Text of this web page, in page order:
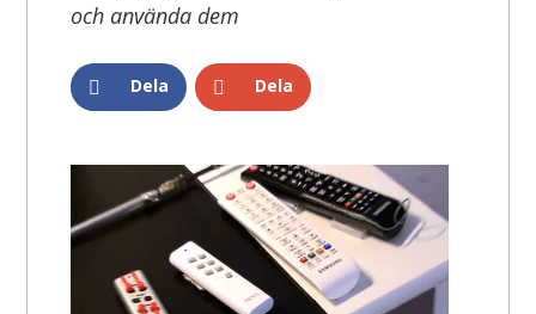
och använda dem
Dela Dela